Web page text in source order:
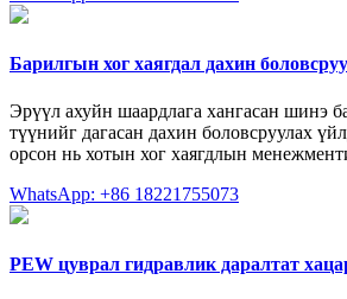
Барилгын хог хаягдал дахин
Эрүүл ахуйн шаардлага хангасан шинэ
түүнийг дагасан дахин боловсруулах
орсон нь хотын хог хаягдлын
WhatsApp: +86 18221755073
PEW цуврал гидравлик даралтат